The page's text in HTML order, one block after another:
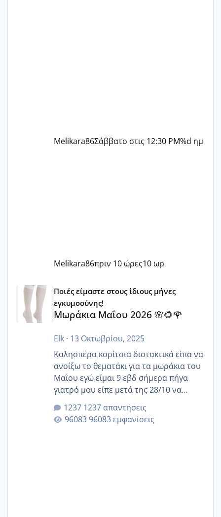
Melikara86Σάββατο στις 12:30 PM%d ημ
Melikara86πριν 10 ώρες10 ωρ
Μωράκια Μαΐου 2026 🌸🌻🌹
Ποιές είμαστε στους ίδιους μήνες
εγκυμοσύνης!
Μωράκια Μαΐου 2026 🌸🌻🌹
Elk· 13 Οκτωβρίου, 2025
Καλησπέρα κορίτσια διστακτικά είπα να
ανοίξω το θεματάκι για τα μωράκια του
Μαΐου εγώ είμαι 9 εβδ σήμερα πήγα
γιατρό μου είπε μετά της 28/10 να
κλείσω ραντεβού για την αυχενική είναι
καμιά άλλη κοπέλα να γεννάει Μάιο ;;
1237 απαντήσεις
96083 εμφανίσεις